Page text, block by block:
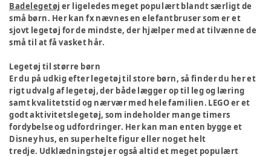
Badelegetøj er ligeledes meget populært blandt særligt de
små børn. Her kan fx nævnes en elefantbruser som er et
sjovt legetøj for de mindste, der hjælper med at tilvænne de
små til at få vasket hår.
Legetøj til større børn
Er du på udkig efter legetøj til store børn, så finder du her et
rigt udvalg af legetøj, der både lægger op til leg og læring
samt kvalitetstid og nærvær med hele familien. LEGO er et
godt aktivitetslegetøj, som indeholder mange timers
fordybelse og udfordringer. Her kan man enten bygge et
Disney hus, en superhelte figur eller noget helt
tredje. Udklædningstøj er også altid et meget populært